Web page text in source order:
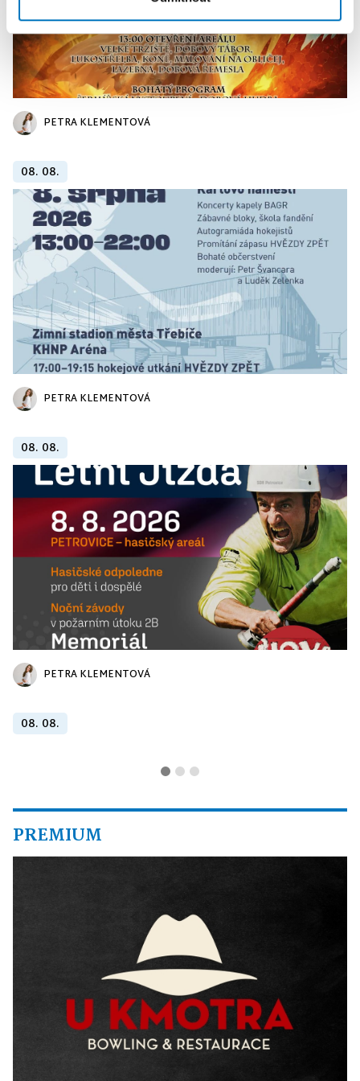
PETRA KLEMENTOVÁ
08. 08.
PETRA KLEMENTOVÁ
08. 08.
PETRA KLEMENTOVÁ
08. 08.
PREMIUM